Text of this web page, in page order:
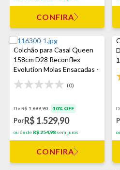
CONFIRA
Colchão para Casal Queen
158cm D28 Reconflex
Evolution Molas Ensacadas -
Marrom
(0)
De R$ 1.699,90 10% OFF
PorR$ 1.529,90
ou 6x de R$ 254,98 sem juros
CONFIRA